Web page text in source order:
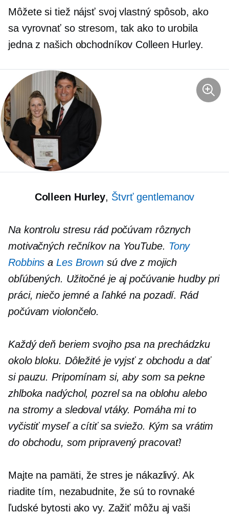
Môžete si tiež nájsť svoj vlastný spôsob, ako
sa vyrovnať so stresom, tak ako to urobila
jedna z našich obchodníkov Colleen Hurley.
Colleen Hurley, Štvrť gentlemanov
Na kontrolu stresu rád počúvam rôznych
motivačných rečníkov na YouTube. Tony
Robbins aLes Brown sú dve z mojich
obľúbených. Užitočné je aj počúvanie hudby pri
práci, niečo jemné a ľahké na pozadí. Rád
počúvam violončelo.
Každý deň beriem svojho psa na prechádzku
okolo bloku. Dôležité je vyjsť z obchodu a dať
si pauzu. Pripomínam si, aby som sa pekne
zhlboka nadýchol, pozrel sa na oblohu alebo
na stromy a sledoval vtáky. Pomáha mi to
vyčistiť myseľ a cítiť sa sviežo. Kým sa vrátim
do obchodu, som pripravený pracovať!
Majte na pamäti, že stres je nákazlivý. Ak
riadite tím, nezabudnite, že sú to rovnaké
ľudské bytosti ako vy. Zažiť môžu aj vaši